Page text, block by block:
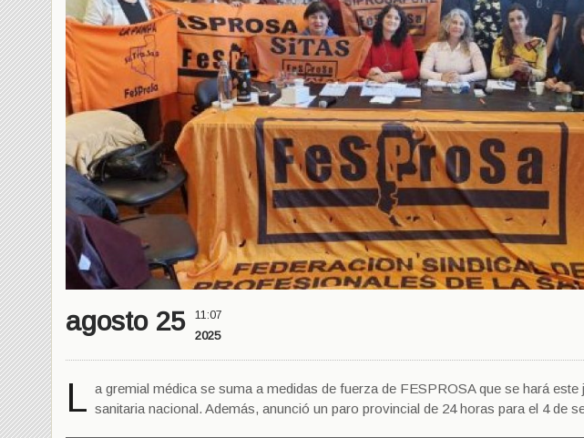
agosto 25 11:07
2025
L a gremial médica se suma a medidas de fuerza de FESPROSA que se hará
sanitaria nacional. Además, anunció un paro provincial de 24 horas para el 4 de